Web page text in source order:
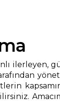
ilerleyen,